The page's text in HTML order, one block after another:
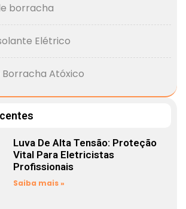
borracha
Elétrico
Borracha Atóxico
Luva De Alta Tensão: Proteção
Vital Para Eletricistas
Profissionais
Saiba mais »